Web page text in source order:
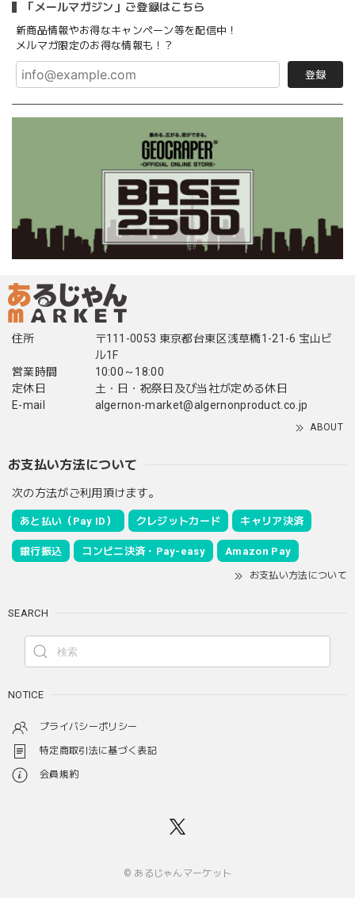
「メールマガジン」ご登録はこちら
新商品情報やお得なキャンペーン等を配信中！
メルマガ限定のお得な情報も！？
登録
住所
〒111-0053 東京都台東区浅草橋1-21-6 宝山ビ
ル1F
営業時間
10:00～18:00
定休日
土・日・祝祭日及び当社が定める休日
E-mail
algernon-market@algernonproduct.co.jp
ABOUT
お支払い方法について
次の方法がご利用頂けます。
あと払い（Pay ID） クレジットカード キャリア決済
銀行振込 コンビニ決済・Pay-easy Amazon Pay
お支払い方法について
SEARCH
NOTICE
プライバシーポリシー
特定商取引法に基づく表記
会員規約
© あるじゃんマーケット